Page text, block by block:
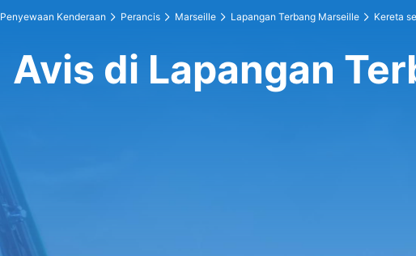
Penyewaan Kenderaan Perancis Marseille Lapangan Terbang Marseille Kereta
Avis di Lapangan